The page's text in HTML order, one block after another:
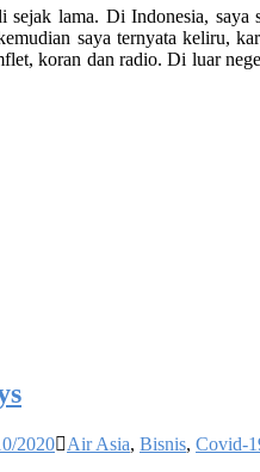
sejak lama. Di Indonesia,
saya ternyata keliru,
koran dan radio. Di luar
2020 Air Asia, Bisnis, Covid-